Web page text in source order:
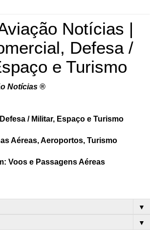
Notícias |
Defesa /
e Turismo
Notícias ®
/ Militar, Espaço e Turismo
Aéreas, Aeroportos, Turismo
Voos e Passagens Aéreas
▼
▼